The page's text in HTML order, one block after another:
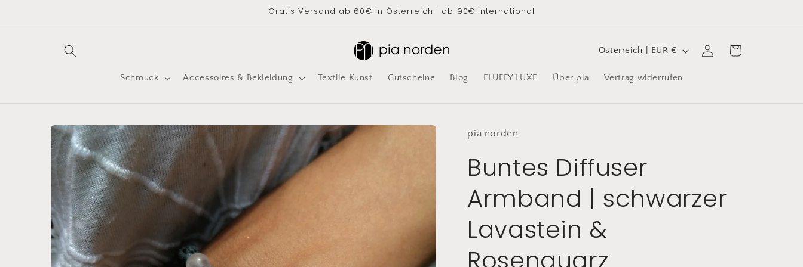
Gratis Versand ab 60€ in Österreich | ab 90€ international
Schmuck Accessoires & Bekleidung Textile Kunst Gutscheine Blog FLUFFY LUXE Über pia Vertrag widerrufen
e
g
o
n
Österreich | EUR € EinloggenWarenkorb
Zu
Produktinformationen
springen
pia norden
Buntes Diffuser
Armband | schwarzer
Lavastein &
Rosenquarz